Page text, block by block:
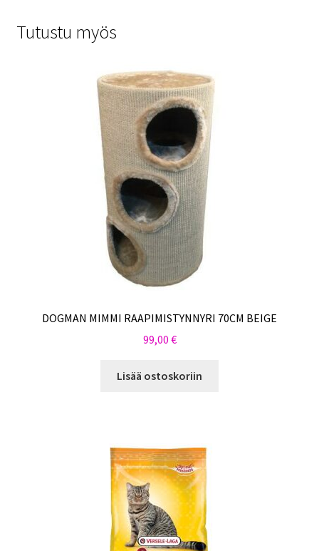
Tutustu myös
DOGMAN MIMMI RAAPIMISTYNNYRI 70CM BEIGE
99,00 €
Lisää ostoskoriin